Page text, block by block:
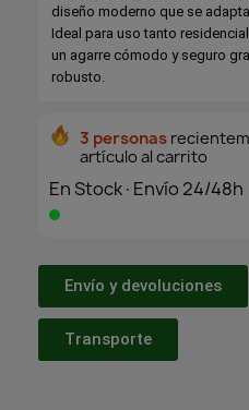
diseño moderno que se
Ideal para uso tanto
un agarre cómodo y seguro
robusto.
3 personas
artículo al carrito
En Stock·Envío 24/48h
Envío y devoluciones
Transporte